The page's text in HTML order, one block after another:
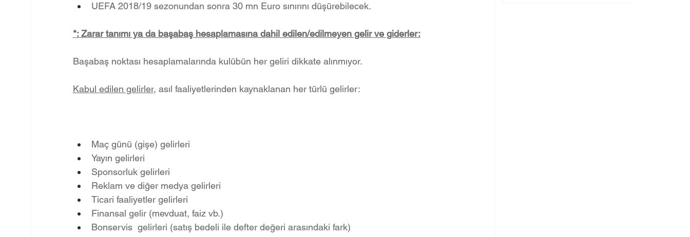
UEFA 2018/19 sezonundan sonra 30 mn Euro sınırını düşürebilecek.
*: Zarar tanımı ya da başabaş hesaplamasına dahil edilen/edilmeyen gelir ve giderler:
Başabaş noktası hesaplamalarında kulübün her geliri dikkate alınmıyor.
Kabul edilen gelirler, asıl faaliyetlerinden kaynaklanan her türlü gelirler:
Maç günü (gişe) gelirleri
Yayın gelirleri
Sponsorluk gelirleri
Reklam ve diğer medya gelirleri
Ticari faaliyetler gelirleri
Finansal gelir (mevduat, faiz vb.)
Bonservis  gelirleri (satış bedeli ile defter değeri arasındaki fark)